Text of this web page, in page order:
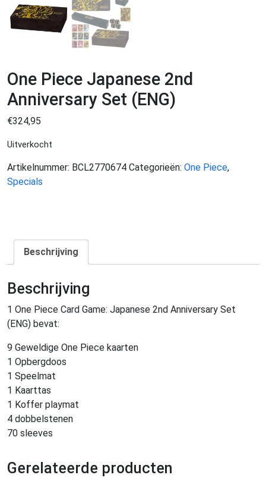
One Piece Japanese 2nd
Anniversary Set (ENG)
€324,95
Uitverkocht
Artikelnummer: BCL2770674 Categorieën: One Piece,
Specials
Beschrijving
Beschrijving
1 One Piece Card Game: Japanese 2nd Anniversary Set
(ENG) bevat:
9 Geweldige One Piece kaarten
1 Opbergdoos
1 Speelmat
1 Kaarttas
1 Koffer playmat
4 dobbelstenen
70 sleeves
Gerelateerde producten